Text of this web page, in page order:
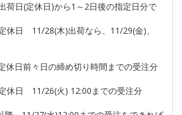
荷日(定休日)から1～2日後の指定日分で
休日 11/28(木)出荷なら、11/29(金)、
休日前々日の締め切り時間までの受注分
休日 11/26(火) 12:00までの受注分